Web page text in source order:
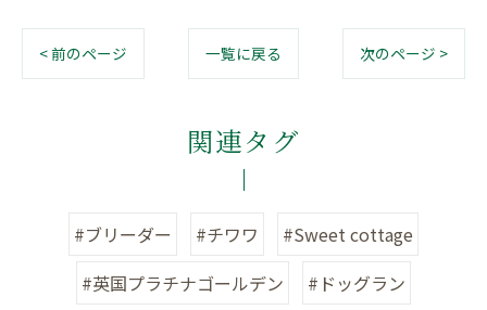
< 前のページ 一覧に戻る 次のページ >
関連タグ
#ブリーダー #チワワ
#Sweet cottage
#英国プラチナゴールデン
#ドッグラン